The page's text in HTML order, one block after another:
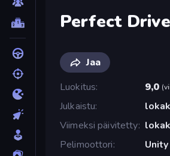
Perfect Drive
Jaa
Luokitus
9,0 (
Julkaistu
Viimeksi päivitetty
Pelimoottori